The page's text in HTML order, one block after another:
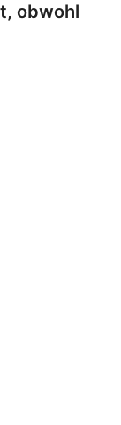
obwohl